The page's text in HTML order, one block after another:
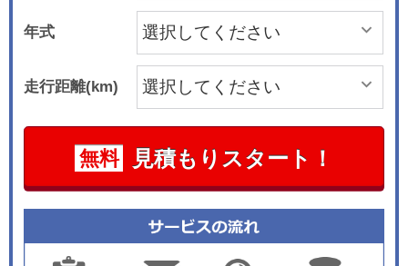
年式
走行距離(km)
無料 見積もりスタート！